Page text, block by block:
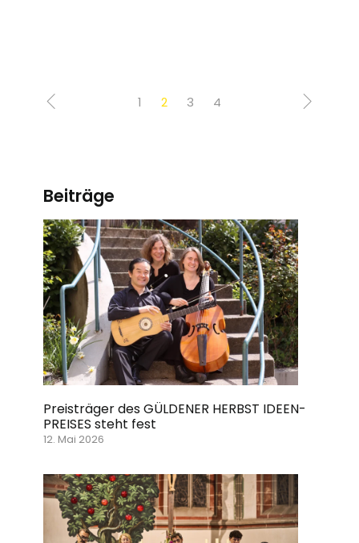
1 2 3 4
Beiträge
Preisträger des GÜLDENER HERBST IDEEN­
PREISES steht fest
12. Mai 2026